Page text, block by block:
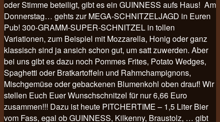
oder Stimme beteiligt, gibt es ein GUINNESS aufs Haus! Am
Donnerstag… gehts zur MEGA-SCHNITZELJAGD in Euren
Pub! 300-GRAMM-SUPER-SCHNITZEL in tollen
Variationen, zum Beispiel mit Mozzarella, Honig oder ganz
klassisch sind ja ansich schon gut, um satt zuwerden. Aber
bei uns gibt es dazu noch Pommes Frites, Potato Wedges,
Spaghetti oder Bratkartoffeln und Rahmchampignons,
Mischgemüse oder gebackenen Blumenkohl oben drauf! Wir
stellen Euch Euer Wunschschnitzel für nur 6,66 Euro
zusammen!!! Dazu ist heute PITCHERTIME – 1,5 Liter Bier
vom Fass, egal ob GUINNESS, Kilkenny, Braustolz, … gibt